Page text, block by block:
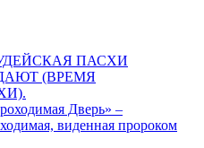
ПАСХИ
(ВРЕМЯ
Дверь» –
виденная пророком